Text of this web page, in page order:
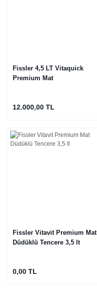
Fissler 4,5 LT Vitaquick
Premium Mat
12.000,00 TL
Fissler Vitavit Premium Mat
Düdüklü Tencere 3,5 lt
0,00 TL